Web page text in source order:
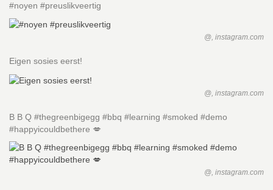
#noyen #preuslikveertig
@, instagram.com
Eigen sosies eerst!
@, instagram.com
B B Q #thegreenbigegg #bbq #learning #smoked #demo
#happyicouldbethere 💋
@, instagram.com